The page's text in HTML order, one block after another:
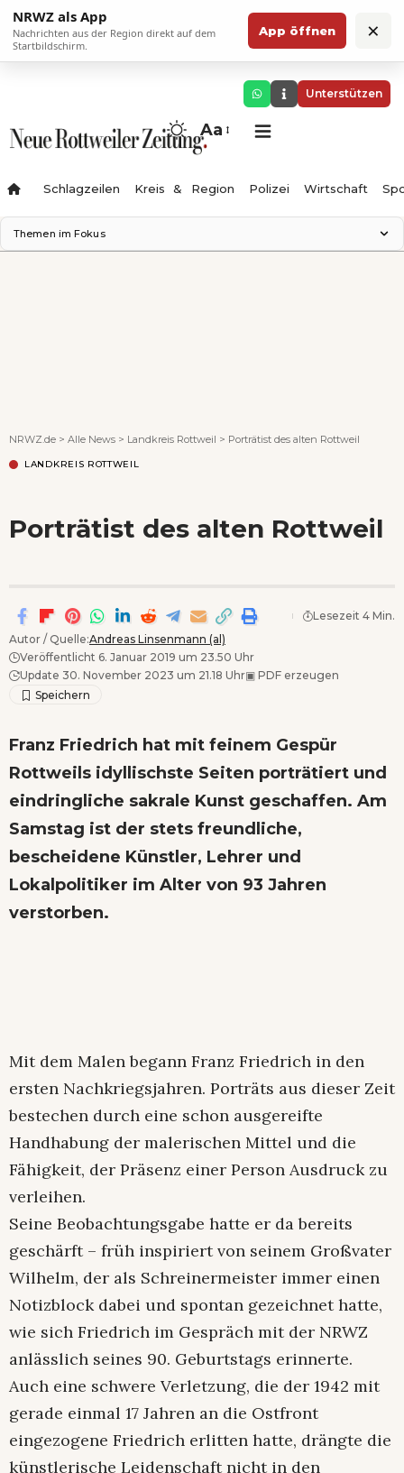
NRWZ als App
Nachrichten aus der Region direkt auf dem
Startbildschirm.
App öffnen ×
Unterstützen
Aa
Schlagzeilen Kreis & Region Polizei Wirtschaft
Themen im Fokus
NRWZ.de > Alle News > Landkreis Rottweil > Porträtist des alten Rottweil
LANDKREIS ROTTWEIL
Porträtist des alten Rottweil
Autor / Quelle:Andreas Linsenmann (al)
Veröffentlicht 6. Januar 2019 um 23.50 Uhr
Update 30. November 2023 um 21.18 Uhr▣ PDF erzeugen
Lesezeit 4 Min.
Franz Friedrich hat mit feinem Gespür
Rottweils idyllischste Seiten porträtiert und
eindringliche sakrale Kunst geschaffen. Am
Samstag ist der stets freundliche,
bescheidene Künstler, Lehrer und
Lokalpolitiker im Alter von 93 Jahren
verstorben.
Mit dem Malen begann Franz Friedrich in den
ersten Nachkriegsjahren. Porträts aus dieser Zeit
bestechen durch eine schon ausgereifte
Handhabung der malerischen Mittel und die
Fähigkeit, der Präsenz einer Person Ausdruck zu
verleihen.
Seine Beobachtungsgabe hatte er da bereits
geschärft – früh inspiriert von seinem Großvater
Wilhelm, der als Schreinermeister immer einen
Notizblock dabei und spontan gezeichnet hatte,
wie sich Friedrich im Gespräch mit der NRWZ
anlässlich seines 90. Geburtstags erinnerte.
Auch eine schwere Verletzung, die der 1942 mit
gerade einmal 17 Jahren an die Ostfront
eingezogene Friedrich erlitten hatte, drängte die
künstlerische Leidenschaft nicht in den